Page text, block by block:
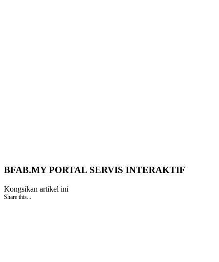
BFAB.MY PORTAL SERVIS INTERAKTIF
Kongsikan artikel ini
Share this...